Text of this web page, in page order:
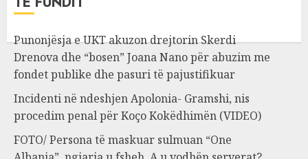
Punonjësja e UKT akuzon drejtorin Skerdi
Drenova dhe “bosen” Joana Nano për abuzim me
fondet publike dhe pasuri të pajustifikuar
Incidenti në ndeshjen Apolonia- Gramshi, nis
procedim penal për Koço Kokëdhimën (VIDEO)
FOTO/ Persona të maskuar sulmuan “One